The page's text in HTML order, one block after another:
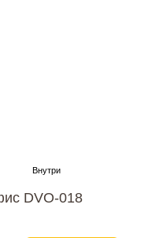
DVO-018